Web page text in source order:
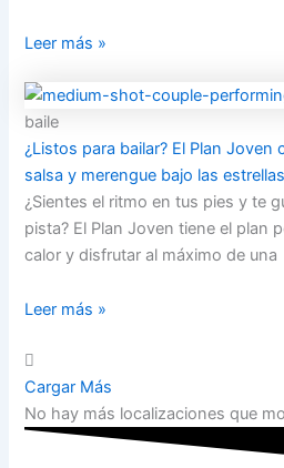
Leer más »
baile
¿Listos para bailar? El Plan Joven
salsa y merengue bajo las estrellas
¿Sientes el ritmo en tus pies y te
pista? El Plan Joven tiene el plan
calor y disfrutar al máximo de una
Leer más »
Cargar Más
No hay más localizaciones que